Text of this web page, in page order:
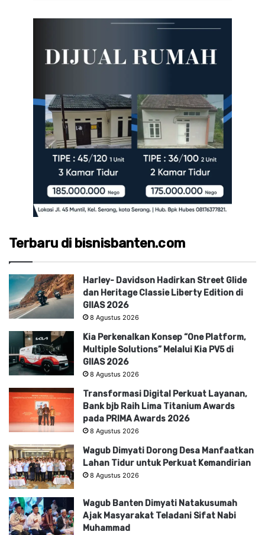
Terbaru di bisnisbanten.com
Harley- Davidson Hadirkan Street Glide
dan Heritage Classie Liberty Edition di
GIIAS 2026
8 Agustus 2026
Kia Perkenalkan Konsep “One Platform,
Multiple Solutions” Melalui Kia PV5 di
GIIAS 2026
8 Agustus 2026
Transformasi Digital Perkuat Layanan,
Bank bjb Raih Lima Titanium Awards
pada PRIMA Awards 2026
8 Agustus 2026
Wagub Dimyati Dorong Desa Manfaatkan
Lahan Tidur untuk Perkuat Kemandirian
8 Agustus 2026
Wagub Banten Dimyati Natakusumah
Ajak Masyarakat Teladani Sifat Nabi
Muhammad